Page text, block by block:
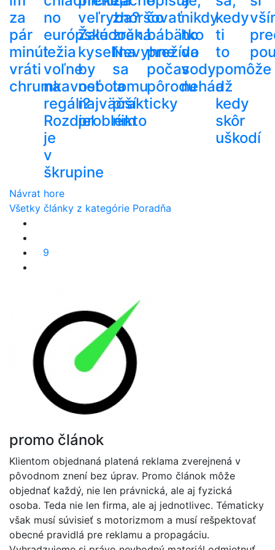
za
pár
minút
vráti
chrumkavosť
no
európske
ležia
voľne
na
regáli?
Rozdiel
je
v
škrupine
veľryba?
Žalúdočná
kyselina
by
nebola
najväčší
problém
zhoršovať
zrak.
Nevyhne
sa
tomu
prakticky
nikto
čo
bábätko
prežíva
počas
pôrodu
nikdy
ho
do
vody
nehádž
kedy
ti
to
pomôže
a
kedy
skôr
uškodí
Návrat hore
Všetky články z kategórie Poradňa
9
promo článok
Klientom objednaná platená reklama zverejnená v
pôvodnom znení bez úprav. Promo článok môže
objednať každý, nie len právnická, ale aj fyzická
osoba. Teda nie len firma, ale aj jednotlivec. Tématicky
však musí súvisieť s motorizmom a musí rešpektovať
obecné pravidlá pre reklamu a propagáciu.